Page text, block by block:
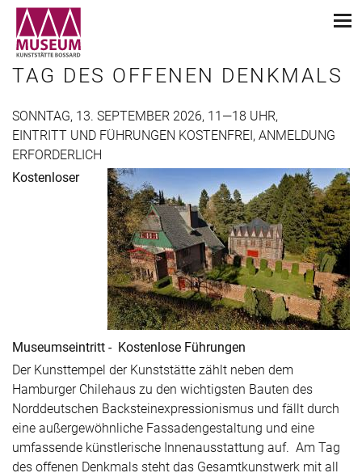
TAG DES OFFENEN DENKMALS
SONNTAG, 13. SEPTEMBER 2026, 11—18 UHR,
EINTRITT UND FÜHRUNGEN KOSTENFREI, ANMELDUNG
ERFORDERLICH
Kostenloser
Museumseintritt - Kostenlose Führungen
Der Kunsttempel der Kunststätte zählt neben dem
Hamburger Chilehaus zu den wichtigsten Bauten des
Norddeutschen Backsteinexpressionismus und fällt durch
eine außergewöhnliche Fassadengestaltung und eine
umfassende künstlerische Innenausstattung auf. Am Tag
des offenen Denkmals steht das Gesamtkunstwerk mit all